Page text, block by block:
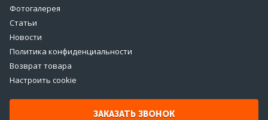
Фотогалерея
Статьи
Новости
Политика конфиденциальности
Возврат товара
Настроить cookie
ЗАКАЗАТЬ ЗВОНОК